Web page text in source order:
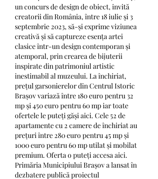
un concurs de design de obiect, invită
creatorii din România, între 18 iulie și 3
septembrie 2023, să-și exprime viziunea
creativă și să captureze esența artei
clasice într-un design contemporan și
atemporal, prin crearea de bijuterii
inspirate din patrimoniul artistic
inestimabil al muzeului. La închiriat,
prețul garsonierelor din Centrul Istoric
Brașov variază între 180 euro pentru 32
mp și 450 euro pentru 60 mp iar toate
ofertele le puteți găși aici. Cele 52 de
apartamente cu 2 camere de închiriat au
prețuri între 280 euro pentru 45 mp și
1000 euro pentru 60 mp utilat și mobilat
premium. Oferta o puteți accesa aici.
Primăria Municipiului Brașov a lansat în
dezbatere publică proiectul